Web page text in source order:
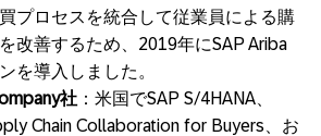
プロセスを統合して従業員による購
改善するため、2019年にSAP Ariba
を導入しました。
社 ：米国でSAP S/4HANA、
Chain Collaboration for Buyers、お